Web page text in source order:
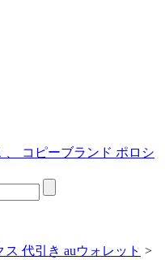
、 コピーブランド ポロシ
代引き auウォレット >